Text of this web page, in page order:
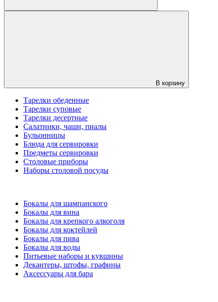
В корзину
Тарелки обеденные
Тарелки суповые
Тарелки десертные
Салатники, чаши, пиалы
Бульонницы
Блюда для сервировки
Предметы сервировки
Столовые приборы
Наборы столовой посуды
Бокалы для шампанского
Бокалы для вина
Бокалы для крепкого алкоголя
Бокалы для коктейлей
Бокалы для пива
Бокалы для воды
Питьевые наборы и кувшины
Декантеры, штофы, графины
Аксессуары для бара